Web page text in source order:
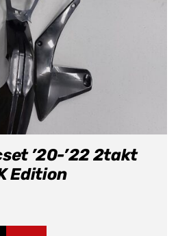
’20-’22 2takt
Edition